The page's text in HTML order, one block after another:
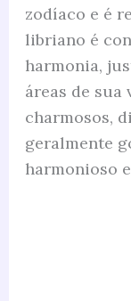
zodíaco e é
libriano é
harmonia,
áreas de sua
charmosos,
geralmente
harmonioso